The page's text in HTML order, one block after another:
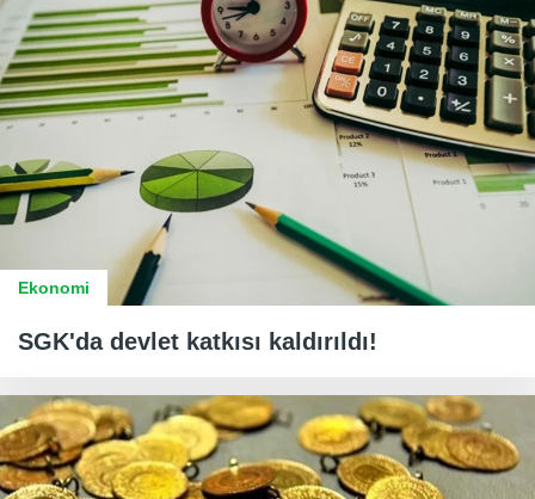
Ekonomi
SGK'da devlet katkısı kaldırıldı!